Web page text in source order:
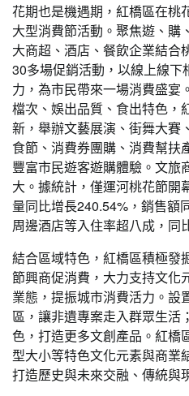
花期也是機遇期，紅橋區在桃
大型消費節活動。聚焦遊、購
大商超、酒店、餐飲企業結合
30多場促銷活動，以線上線
力，為市民帶來一場消費盛宴
檔次、娛出品質、食出特色，
新，舉辦文藝展演、街舞大賽
食節、消費券團購、消費幫扶
豐富市民遊客遊購體驗。文旅
大。據統計，僅運河桃花節開
量同比增長240.54%，銷售額
周邊酒店等入住率超八成，同
結合區域特色，紅橋區積極發
節興商促消費，大力支持文化
業態，提振城市消費活力。設
區，讓非遺專案走入群眾生活
色，打造更多文創產品。紅橋
型大小等特色文化元素與商業
打造歷史與未來交融、傳統與